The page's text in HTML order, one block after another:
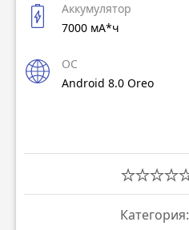
Аккумулятор
7000 мА*ч
ОС
Android 8.0 Oreo
Категория: